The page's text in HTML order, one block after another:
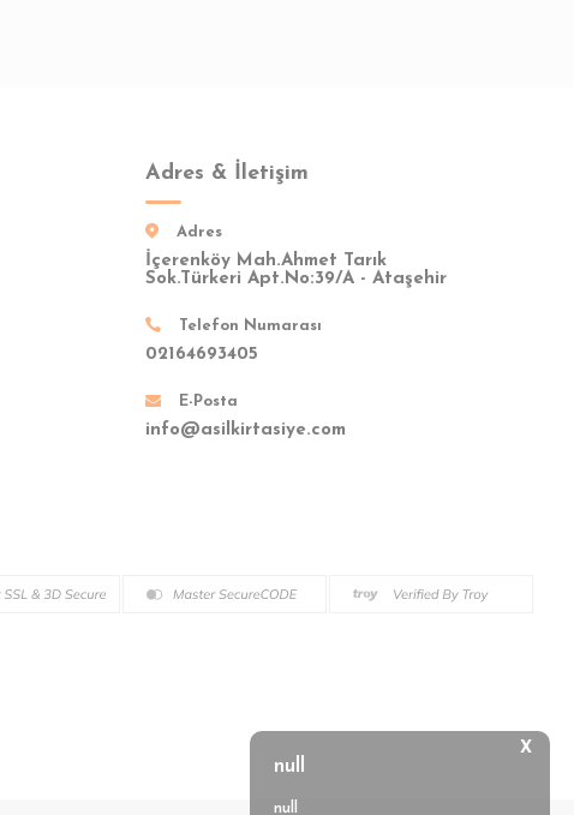
X
null
null
Adres & İletişim
Adres
İçerenköy Mah.Ahmet Tarık
Sok.Türkeri Apt.No:39/A - Ataşehir
Telefon Numarası
02164693405
E-Posta
info@asilkirtasiye.com